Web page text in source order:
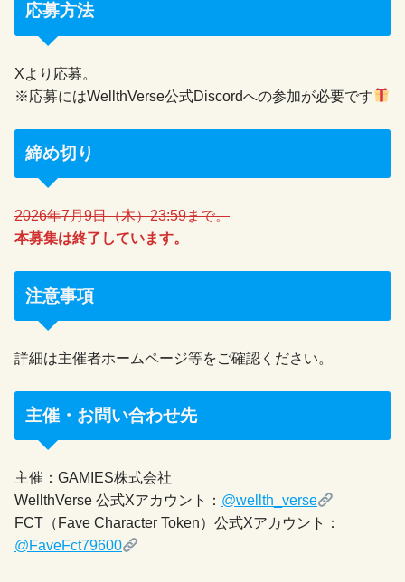
応募方法
Xより応募。
※応募にはWellthVerse公式Discordへの参加が必要です
締め切り
2026年7月9日（木）23:59まで。
本募集は終了しています。
注意事項
詳細は主催者ホームページ等をご確認ください。
主催・お問い合わせ先
主催：GAMIES株式会社
WellthVerse 公式Xアカウント： @wellth_verse
FCT（Fave Character Token）公式Xアカウント：
@FaveFct79600